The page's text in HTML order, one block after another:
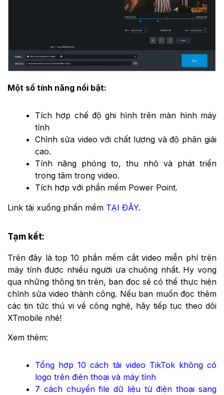
Một số tính năng nổi bật:
Tích hợp chế độ ghi hình trên màn hình máy
tính
Chỉnh sửa video với chất lượng và độ phân giải
cao.
Tính năng phóng to, thu nhỏ và phát triển
trọng tâm trong video.
Tích hợp với phần mềm Power Point.
Link tải xuống phần mềm TẠI ĐÂY.
Tạm kết:
Trên đây là top 10 phần mềm cắt video miễn phí trên
máy tính được nhiều người ưa chuộng nhất. Hy vọng
qua những thông tin trên, bạn đọc sẽ có thể thực hiện
chỉnh sửa video thành công. Nếu bạn muốn đọc thêm
các tin tức thú vị về công nghệ, hãy tiếp tục theo dõi
XTmobile nhé!
Xem thêm:
Tổng hợp 10 cách tải video TikTok không có
logo trên điện thoại và máy tính
7 cách chuyển file dữ liệu từ điện thoại sang